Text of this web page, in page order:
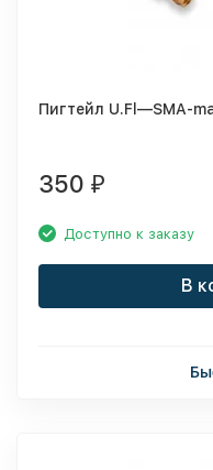
Пигтейл U.Fl—SMA-
350 ₽
Доступно к заказу
В